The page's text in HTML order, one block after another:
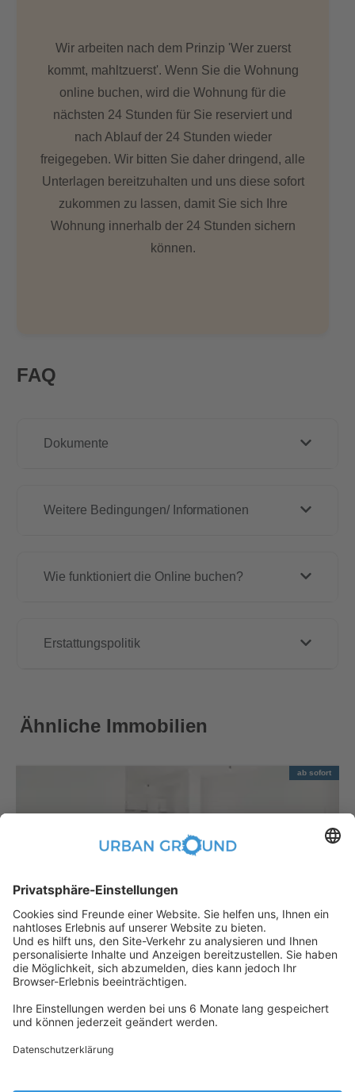
Wir arbeiten nach dem Prinzip 'Wer zuerst
kommt, mahltzuerst'. Wenn Sie die Wohnung
online buchen, wird die Wohnung für die
nächsten 24 Stunden für Sie reserviert und
nach Ablauf der 24 Stunden wieder
freigegeben. Wir bitten Sie daher dringend, alle
Unterlagen bereitzuhalten und uns diese sofort
zukommen zu lassen, damit Sie sich Ihre
Wohnung innerhalb der 24 Stunden sichern
können.
FAQ
Dokumente
Weitere Bedingungen/ Informationen
Wie funktioniert die Online buchen?
Erstattungspolitik
Ähnliche Immobilien
ab sofort
€889,00 per month
"Mietrabatt" - 2 Zimmer mit EBK, Aufzug und sonnigem Balkon
Bezirk Lichtenberg:Bezirk Lichtenberg
48m2 | 2Zimmer | Unmöbliert